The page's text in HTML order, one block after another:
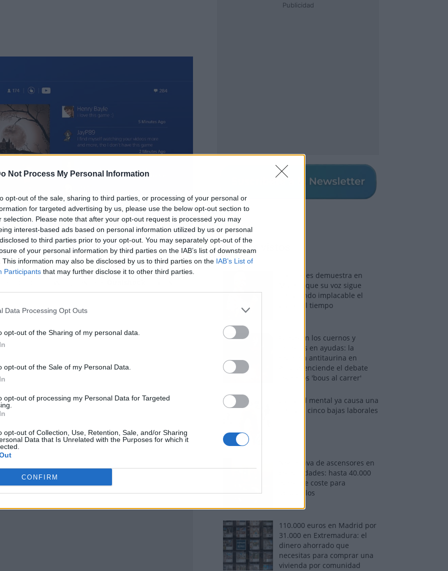
Not Process My Personal Information
opt-out of the sale, sharing to third parties, or processing of your personal or
for targeted advertising by us, please use the below opt-out section to
selection. Please note that after your opt-out request is processed you may
interest-based ads based on personal information utilized by us or personal
to third parties prior to your opt-out. You may separately opt-out of the
of your personal information by third parties on the IAB’s list of downstream
This information may also be disclosed by us to third parties on the IAB’s List of
Participants that may further disclose it to other third parties.
Data Processing Opt Outs
opt-out of the Sharing of my personal data.
opt-out of the Sale of my Personal Data.
opt-out of processing my Personal Data for Targeted
opt-out of Collection, Use, Retention, Sale, and/or Sharing
Data that Is Unrelated with the Purposes for which it
CONFIRM
en nuestraPS4necesitamos realizar ciertos pasos.
la propia consola, desde el
Publicidad
Los más vistos
Tom Jones demuestra en
Madrid que su voz sigue
desafiando implacable el
paso del tiempo
Fuego en los cuernos y
millones en ayudas: la
rebelión antitaurina en
Alfafar enciende el debate
sobre los 'bous al carrer'
La salud mental ya causa una
de cada cinco bajas laborales
Normativa de ascensores en
comunidades: hasta 40.000
euros de coste para
adaptarlos
110.000 euros en Madrid por
31.000 en Extremadura: el
dinero ahorrado que
necesitas para comprar una
vivienda por comunidad